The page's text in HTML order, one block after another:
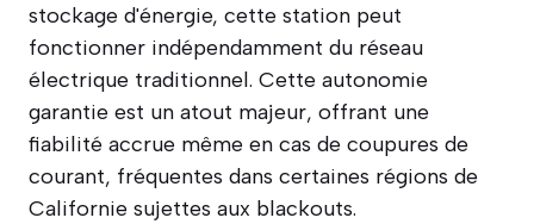
stockage d'énergie, cette station peut
fonctionner indépendamment du réseau
électrique traditionnel. Cette autonomie
garantie est un atout majeur, offrant une
fiabilité accrue même en cas de coupures de
courant, fréquentes dans certaines régions de
Californie sujettes aux blackouts.